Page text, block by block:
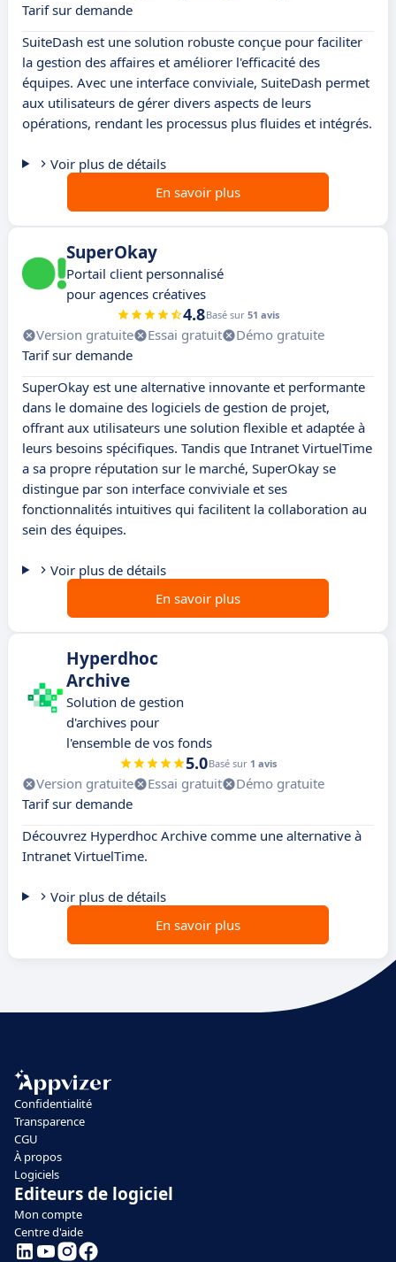
Tarif sur demande
SuiteDash est une solution robuste conçue pour faciliter
la gestion des affaires et améliorer l'efficacité des
équipes. Avec une interface conviviale, SuiteDash permet
aux utilisateurs de gérer divers aspects de leurs
opérations, rendant les processus plus fluides et intégrés.
Voir plus de détails
En savoir plus
SuperOkay
Portail client personnalisé
pour agences créatives
4.8Basé sur 51 avis
Version gratuite Essai gratuit
Démo gratuite
Tarif sur demande
SuperOkay est une alternative innovante et performante
dans le domaine des logiciels de gestion de projet,
offrant aux utilisateurs une solution flexible et adaptée à
leurs besoins spécifiques. Tandis que Intranet VirtuelTime
a sa propre réputation sur le marché, SuperOkay se
distingue par son interface conviviale et ses
fonctionnalités intuitives qui facilitent la collaboration au
sein des équipes.
Voir plus de détails
En savoir plus
Hyperdhoc
Archive
Solution de gestion
d'archives pour
l'ensemble de vos fonds
5.0Basé sur 1 avis
Version gratuite Essai gratuit
Démo gratuite
Tarif sur demande
Découvrez Hyperdhoc Archive comme une alternative à
Intranet VirtuelTime.
Voir plus de détails
En savoir plus
Confidentialité
Transparence
CGU
À propos
Logiciels
Editeurs de logiciel
Mon compte
Centre d'aide